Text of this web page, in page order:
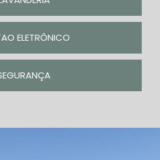
ELETRÔNICO